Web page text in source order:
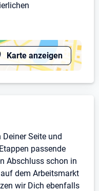
und
einer hohen
oder
oder einer
Systems und
sowie
Karte anzeigen
univativ GmbH
Seite und
passende
Abschluss schon in
dem Arbeitsmarkt
wir Dich ebenfalls